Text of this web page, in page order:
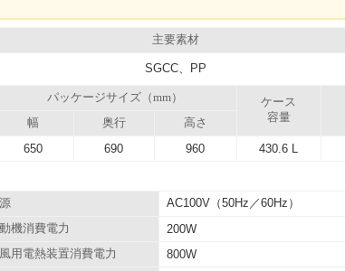
主要素材
SGCC、PP
パッケージサイズ（mm）
ケース
容量
幅 奥行 高さ
650 690 960 430.6 L
AC100V（50Hz／60Hz）
機消費電力 200W
用電熱装置消費電力 800W